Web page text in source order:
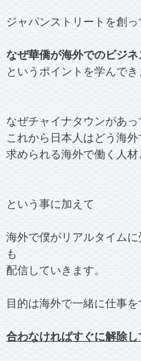
ジャパンストリートを創
なぜ華僑が海外でのビジ
というポイントを学んでき
なぜチャイナタウンがあ
これから日本人はどう海
求められる海外で働く人材
という事に加えて
海外で僕がリアルタイム
も
配信していきます。
目的は海外で一緒に仕事
合わなければすぐに解除し